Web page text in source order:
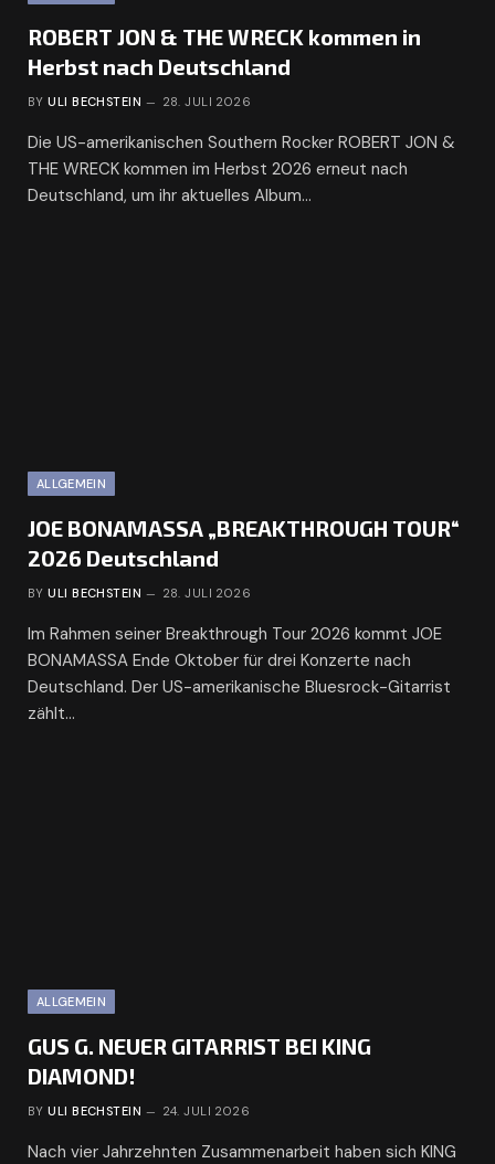
ROBERT JON & THE WRECK kommen in
Herbst nach Deutschland
BY ULI BECHSTEIN 28. JULI 2026
Die US-amerikanischen Southern Rocker ROBERT JON &
THE WRECK kommen im Herbst 2026 erneut nach
Deutschland, um ihr aktuelles Album…
ALLGEMEIN
JOE BONAMASSA „BREAKTHROUGH TOUR“
2026 Deutschland
BY ULI BECHSTEIN 28. JULI 2026
Im Rahmen seiner Breakthrough Tour 2026 kommt JOE
BONAMASSA Ende Oktober für drei Konzerte nach
Deutschland. Der US-amerikanische Bluesrock-Gitarrist
zählt…
ALLGEMEIN
GUS G. NEUER GITARRIST BEI KING
DIAMOND!
BY ULI BECHSTEIN 24. JULI 2026
Nach vier Jahrzehnten Zusammenarbeit haben sich KING